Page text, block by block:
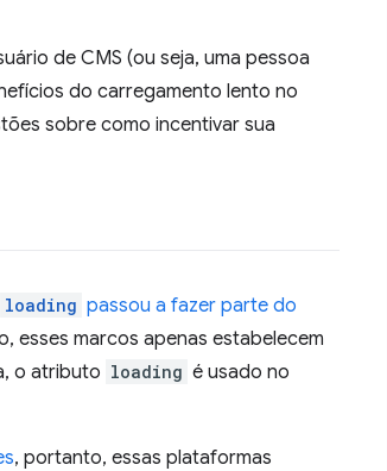
de CMS (ou seja, uma pessoa
do carregamento lento no
sobre como incentivar sua
loading passou a fazer parte do
esses marcos apenas estabelecem
o atributo loading é usado no
, portanto, essas plataformas